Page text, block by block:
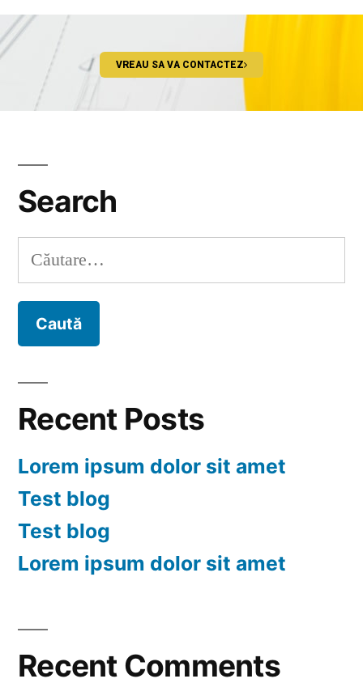
VREAU SA VA CONTACTEZ
Search
Recent Posts
Lorem ipsum dolor sit amet
Test blog
Test blog
Lorem ipsum dolor sit amet
Recent Comments